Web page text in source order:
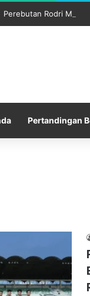
Perebutan Rodri
Pertandingan